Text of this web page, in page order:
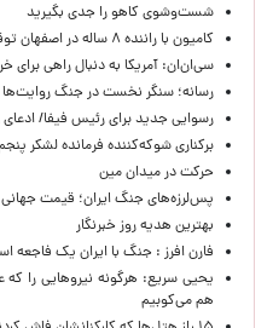
شست‌وشوی کاهو را جدی بگیرید
کامیون با راننده ۸ ساله در اصفهان توقیف شد
سی‌ان‌ان: آمریکا به دنبال راهی برای
رسانه؛ سنگر نخست در جنگ روایت‌ها
رسوایی جدید برای رئیس فیفا/ ادعای
برکناری شوکه‌کننده فرمانده لشکر
حركت در ميدان مين
پس‌لرزه‌های جنگ ایران؛ قیمت
بهترین هدیه روز خبرنگار
فارن افرز : جنگ با ایران یک فاجعه
یحیی سریع: هرگونه نیروهایی را
هم می‌کوبیم